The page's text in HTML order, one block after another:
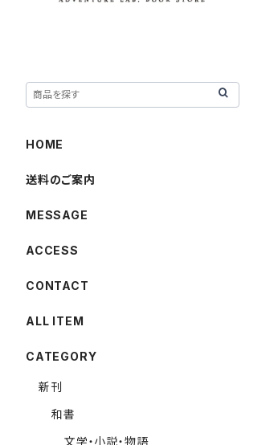
HOME
送料のご案内
MESSAGE
ACCESS
CONTACT
ALL ITEM
CATEGORY
新刊
和書
文学・小説・物語